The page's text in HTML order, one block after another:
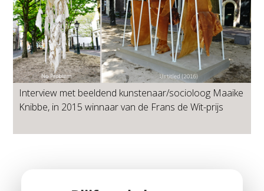
Interview met beeldend kunstenaar/socioloog Maaike
Knibbe, in 2015 winnaar van de Frans de Wit-prijs